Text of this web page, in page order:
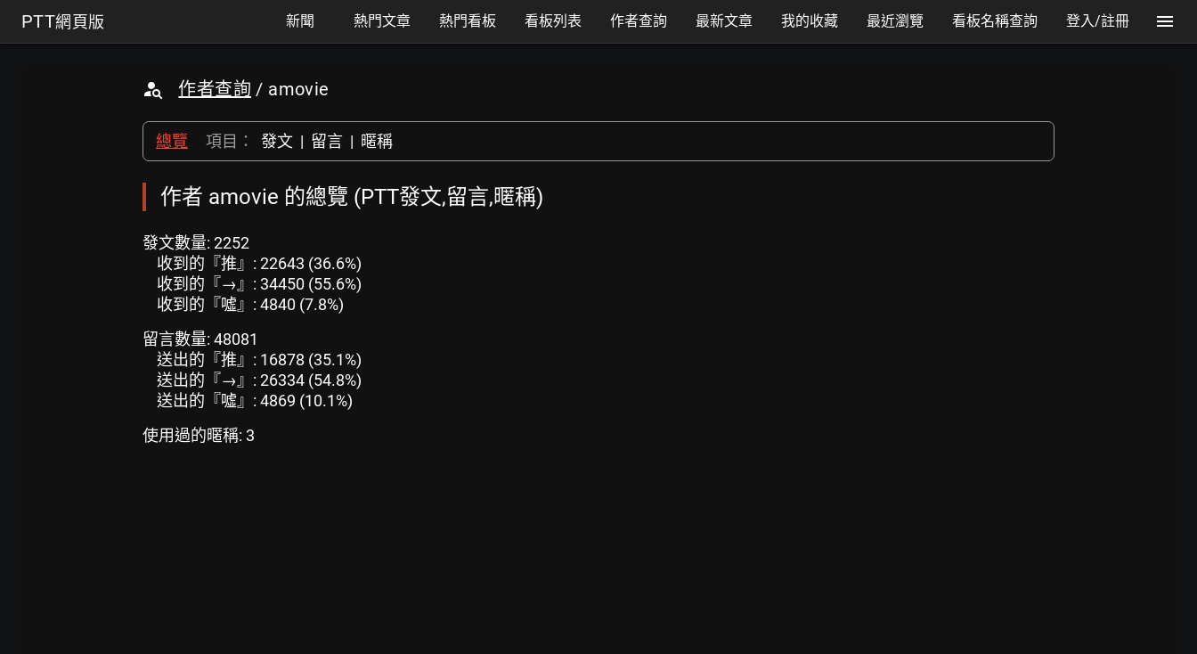
PTT網頁版 新聞 熱門文章 熱門看板 看板列表 作者查詢 最新文章 我的收藏 最近瀏覽 看板名稱查詢 登入/註冊
作者查詢 / amovie
總覽 項目： 發文 | 留言 | 暱稱
作者 amovie 的總覽 (PTT發文,留言,暱稱)
發文數量: 2252
收到的『推』: 22643 (36.6%)
收到的『→』: 34450 (55.6%)
收到的『噓』: 4840 (7.8%)
留言數量: 48081
送出的『推』: 16878 (35.1%)
送出的『→』: 26334 (54.8%)
送出的『噓』: 4869 (10.1%)
使用過的暱稱: 3